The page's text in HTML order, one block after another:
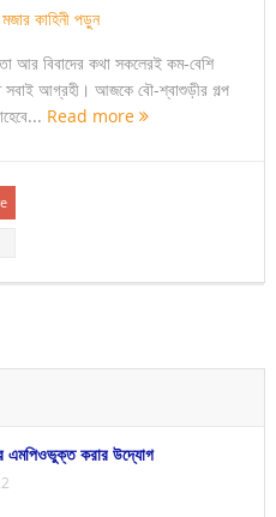
আর বিবাদের কথা সকলেরই কম-বেশি
সবাই আগ্রহী। আজকে বৌ-শ্বাশুড়ীর গল্প
Read more
এমপিওভুক্ত করার উদ্যোগ